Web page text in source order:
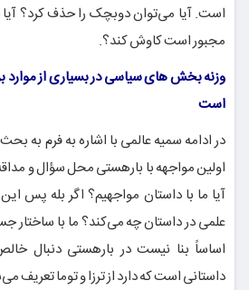
است. آیا می‌توان دوبچک را حذف کرد؟ آیا
مجبور است کاوش کند؟.
وزنه بخش های سیاسی در بسیاری از موارد
است
در ادامه سمیه عالمی با اشاره به فرم به
اولین مواجهه با بارهستی محل سؤال و
آیا ما با داستان مواجهیم؟ اگر بله پس
علمی در داستان چه می‌کند؟ ما با ساختار
اساساً بنا نیست در بارهستی دنبال
داستانی است که دارد از ترزا و توما تعریف